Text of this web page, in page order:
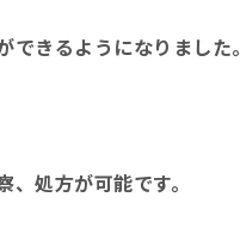
きるようになりました。
処方が可能です。